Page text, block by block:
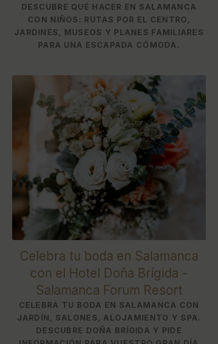
DESCUBRE QUÉ HACER EN SALAMANCA
CON NIÑOS: RUTAS POR EL CENTRO,
JARDINES, MUSEOS Y PLANES FAMILIARES
PARA UNA ESCAPADA CÓMODA.
[{"url":"https:\/\/synergy.booking-
channel.com\/api\/hotels\/622\/medias\/513#Hotel Do\u00f1a
Br\u00edgida - Salamanca Forum_Salamanca_Celebra tu
boda en Salamanca | Hotel Do\u00f1a
Br\u00edgida","name":""}]
Celebra tu boda en Salamanca
con el Hotel Doña Brígida -
Salamanca Forum Resort
CELEBRA TU BODA EN SALAMANCA CON
JARDÍN, SALONES, ALOJAMIENTO Y SPA.
DESCUBRE DOÑA BRÍGIDA Y PIDE